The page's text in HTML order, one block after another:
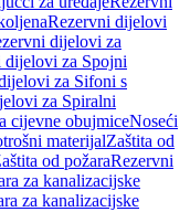
Rezervni dijelovi
dijelovi za
dijelovi za Spojni
za Sifoni s
za Spiralni
cijevne obujmiceNoseći
materijalZaštita od
od požaraRezervni
za kanalizacijske
za kanalizacijske